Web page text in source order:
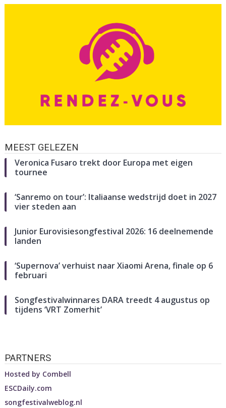
MEEST GELEZEN
Veronica Fusaro trekt door Europa met eigen
tournee
‘Sanremo on tour’: Italiaanse wedstrijd doet in 2027
vier steden aan
Junior Eurovisiesongfestival 2026: 16 deelnemende
landen
‘Supernova’ verhuist naar Xiaomi Arena, finale op 6
februari
Songfestivalwinnares DARA treedt 4 augustus op
tijdens ‘VRT Zomerhit’
PARTNERS
Hosted by Combell
ESCDaily.com
songfestivalweblog.nl